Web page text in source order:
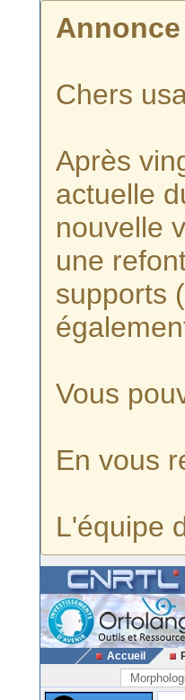
Annonce
Chers
Après
actuelle
nouvelle
une
supports
Vous
En vous
L'équipe
Accueil